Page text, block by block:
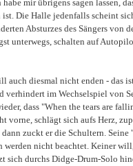
mir übrigens sagen lassen,
ist. Die Halle jedenfalls scheint
Absturzes des Sängers von
unterwegs, schalten auf
auch diesmal nicht enden - das
verhindert im Wechselspiel von
dass "When the tears are
vorne, schlägt sich aufs Herz,
zuckt er die Schultern. Seine
werden nicht beachtet. Keiner
sich durchs Didge-Drum-Solo